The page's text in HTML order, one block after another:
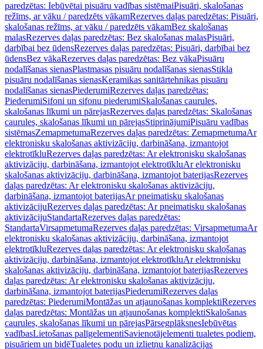
paredzētas: Iebūvētai pisuāru vadības sistēmaiPisuāri, skalošanas
režīms, ar vāku / paredzēts vākamRezerves daļas paredzētas: Pisuāri,
skalošanas režīms, ar vāku / paredzēts vākamBez skalošanas
malasRezerves daļas paredzētas: Bez skalošanas malasPisuāri,
darbībai bez ūdensRezerves daļas paredzētas: Pisuāri, darbībai bez
ūdensBez vākaRezerves daļas paredzētas: Bez vākaPisuāru
nodalīšanas sienasPlastmasas pisuāru nodalīšanas sienasStikla
pisuāru nodalīšanas sienasKeramikas sanitārtehnikas pisuāru
nodalīšanas sienasPiederumiRezerves daļas paredzētas:
PiederumiSifoni un sifonu piederumiSkalošanas caurules,
skalošanas līkumi un pārejasRezerves daļas paredzētas: Skalošanas
caurules, skalošanas līkumi un pārejasStiprinājumiPisuāru vadības
sistēmasZemapmetumaRezerves daļas paredzētas: ZemapmetumaAr
elektronisku skalošanas aktivizāciju, darbināšana, izmantojot
elektrotīkluRezerves daļas paredzētas: Ar elektronisku skalošanas
aktivizāciju, darbināšana, izmantojot elektrotīkluAr elektronisku
skalošanas aktivizāciju, darbināšana, izmantojot baterijasRezerves
daļas paredzētas: Ar elektronisku skalošanas aktivizāciju,
darbināšana, izmantojot baterijasAr pneimatisku skalošanas
aktivizācijuRezerves daļas paredzētas: Ar pneimatisku skalošanas
aktivizācijuStandartaRezerves daļas paredzētas:
StandartaVirsapmetumaRezerves daļas paredzētas: VirsapmetumaAr
elektronisku skalošanas aktivizāciju, darbināšana, izmantojot
elektrotīkluRezerves daļas paredzētas: Ar elektronisku skalošanas
aktivizāciju, darbināšana, izmantojot elektrotīkluAr elektronisku
skalošanas aktivizāciju, darbināšana, izmantojot baterijasRezerves
daļas paredzētas: Ar elektronisku skalošanas aktivizāciju,
darbināšana, izmantojot baterijasPiederumiRezerves daļas
paredzētas: PiederumiMontāžas un atjaunošanas komplektiRezerves
daļas paredzētas: Montāžas un atjaunošanas komplektiSkalošanas
caurules, skalošanas līkumi un pārejasPārsegplāksnesIebūvētas
vadībasLietošanas palīgelementiSavienotājelementi tualetes podiem,
pisuāriem un bidēTualetes podu un izlietņu kanalizācijas